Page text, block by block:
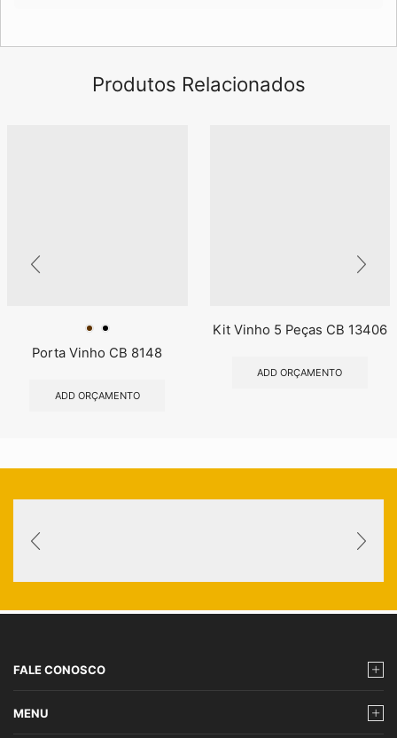
Produtos Relacionados
Porta Vinho CB 8148
ADD ORÇAMENTO
Kit Vinho 5 Peças CB 13406
ADD ORÇAMENTO
FALE CONOSCO
MENU